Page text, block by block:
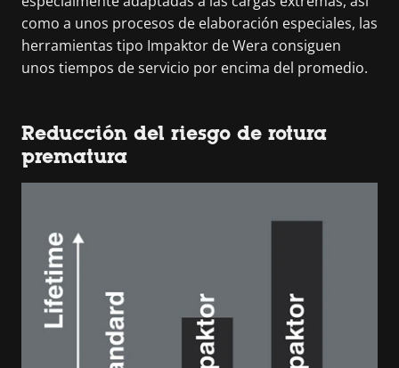
como a unos procesos de elaboración especiales, las
herramientas tipo Impaktor de Wera consiguen
unos tiempos de servicio por encima del promedio.
Reducción del riesgo de rotura
prematura